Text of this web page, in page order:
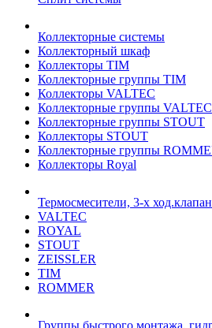
Коллекторные системы
Коллекторный шкаф
Коллекторы TIM
Коллекторные группы TIM
Коллекторы VALTEC
Коллекторные группы VALTEC
Коллекторные группы STOUT
Коллекторы STOUT
Коллекторные группы
Коллекторы Royal
Термосмесители, 3-х
VALTEC
ROYAL
STOUT
ZEISSLER
TIM
ROMMER